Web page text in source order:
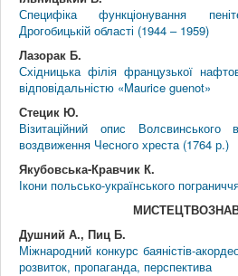
Специфіка функціонування
Дрогобицькій області (1944 – 1959)
Лазорак Б.
Східницька філія французької
відповідальністю «Maurice guenot»
Стецик Ю.
Візитаційний опис Волсвинського
воздвиження Чесного хреста (1764 р.)
Якубовська-Кравчик К.
Ікони польсько-українського
Душний А., Пиц Б.
Міжнародний конкурс баяністів-
розвиток, пропаганда, перспектива